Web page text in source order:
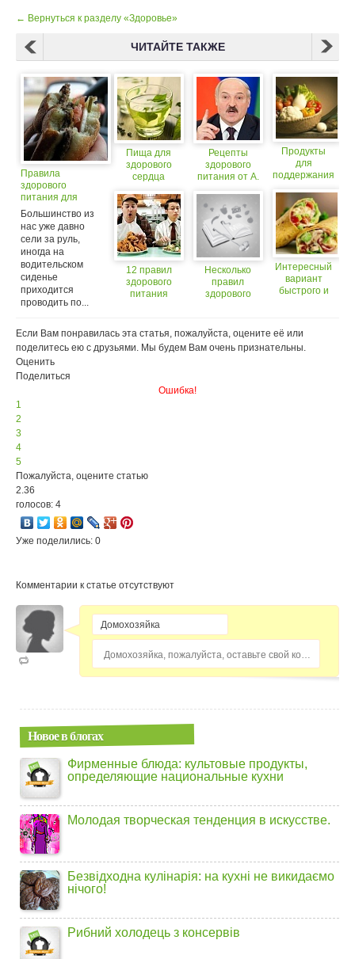
← Вернуться к разделу «Здоровье»
ЧИТАЙТЕ ТАКЖЕ
Правила
здорового
питания для
автомобилистов
Большинство из
нас уже давно
сели за руль,
иногда на
водительском
сиденье
приходится
проводить по...
Пища для
здорового
сердца
12 правил
здорового
питания
Рецепты
здорового
питания от А.
Несколько
правил
здорового
Продукты
для
поддержания
уровня
холестерина
Интересный
вариант
быстрого и
Если Вам понравилась эта статья, пожалуйста, оцените её или
поделитесь ею с друзьями. Мы будем Вам очень признательны.
Оценить
Поделиться
Ошибка!
1
2
3
4
5
Пожалуйста, оцените статью
2.36
голосов: 4
Уже поделились: 0
Комментарии к статье отсутствуют
Домохозяйка, пожалуйста, оставьте свой комментарий...
Новое в блогах
Фирменные блюда: культовые продукты,
определяющие национальные кухни
Молодая творческая тенденция в искусстве.
Безвідходна кулінарія: на кухні не викидаємо
нічого!
Рибний холодець з консервів